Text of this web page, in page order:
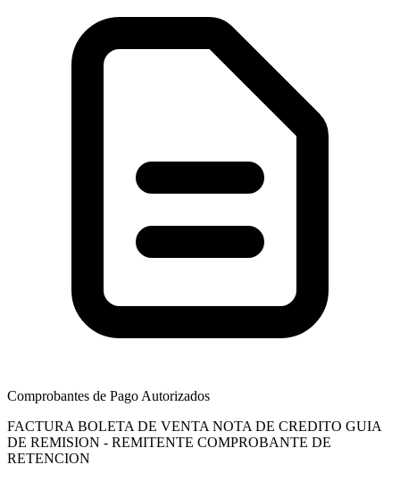
Comprobantes de Pago Autorizados
FACTURA BOLETA DE VENTA NOTA DE CREDITO GUIA
DE REMISION - REMITENTE COMPROBANTE DE
RETENCION